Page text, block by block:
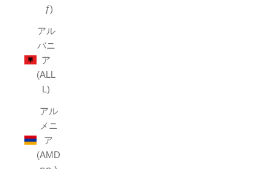
ƒ)
アル
バニ
ア
(ALL
L)
アル
メニ
ア
(AMD